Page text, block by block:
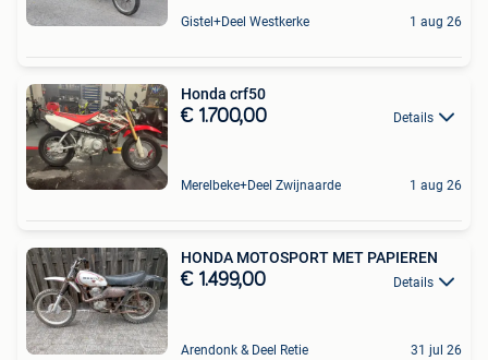
Gistel+Deel Westkerke 1 aug 26
Honda crf50
€ 1.700,00 Details
Merelbeke+Deel Zwijnaarde 1 aug 26
HONDA MOTOSPORT MET PAPIEREN
€ 1.499,00 Details
Arendonk & Deel Retie 31 jul 26